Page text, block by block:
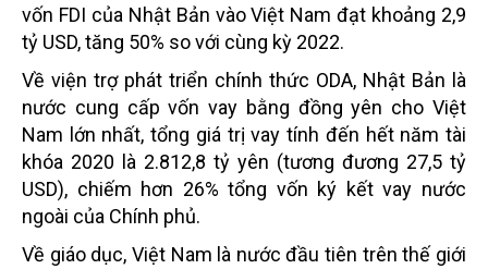
vốn FDI của Nhật Bản vào Việt Nam đạt khoảng 2,9
tỷ USD, tăng 50% so với cùng kỳ 2022.
Về viện trợ phát triển chính thức ODA, Nhật Bản là
nước cung cấp vốn vay bằng đồng yên cho Việt
Nam lớn nhất, tổng giá trị vay tính đến hết năm tài
khóa 2020 là 2.812,8 tỷ yên (tương đương 27,5 tỷ
USD), chiếm hơn 26% tổng vốn ký kết vay nước
ngoài của Chính phủ.
Về giáo dục, Việt Nam là nước đầu tiên trên thế giới